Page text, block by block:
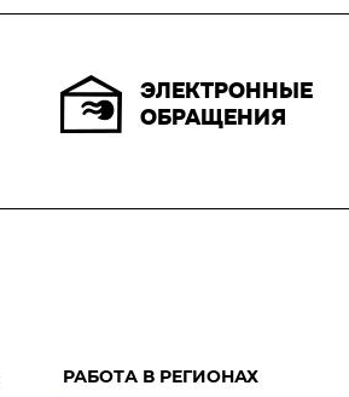
ЭЛЕКТРОННЫЕ
ОБРАЩЕНИЯ
РАБОТА В РЕГИОНАХ